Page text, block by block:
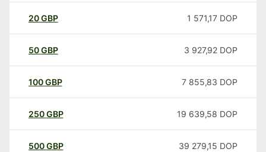
20GBP 1 571,17 DOP
50GBP 3 927,92 DOP
100GBP 7 855,83 DOP
250GBP 19 639,58 DOP
500GBP 39 279,15 DOP